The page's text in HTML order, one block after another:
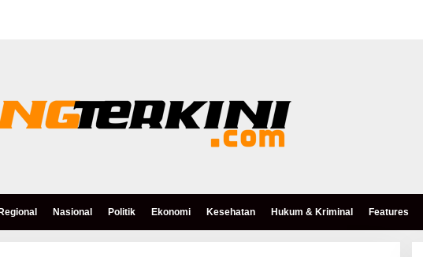
Regional Nasional Politik Ekonomi Kesehatan Hukum & Kriminal Features